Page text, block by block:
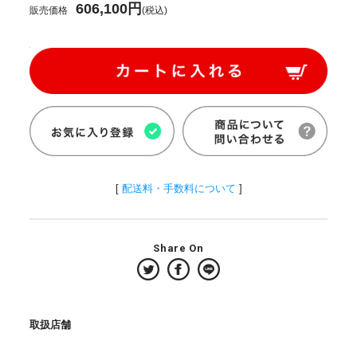
販売価格 606,100円(税込)
[ 配送料・手数料について ]
Share On
取扱店舗